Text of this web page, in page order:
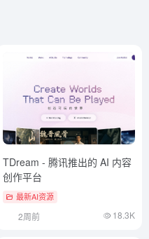
TDream - 腾讯推出的 AI 内容
创作平台
最新AI资源
2周前 18.3K